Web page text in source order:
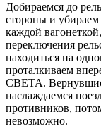
Добираемся до
стороны и убираем
каждой
переключения
находиться на
проталкиваем
СВЕТА.
наслаждаемся
противников,
невозможно.